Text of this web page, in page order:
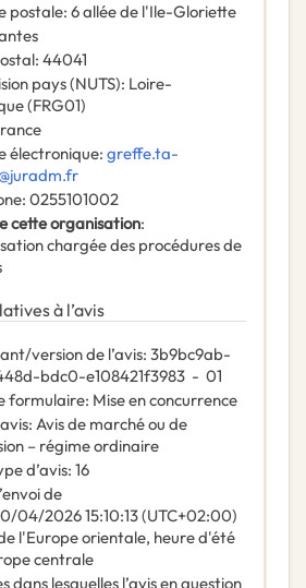
postale: 6 allée de l'Ile-Gloriette
: 44041
pays (NUTS): Loire-
(FRG01)
électronique: greffe.ta-
: 0255101002
cette organisation:
chargée des procédures de
à l’avis
version de l’avis: 3b9bc9ab-
bdc0-e108421f3983 - 01
formulaire: Mise en concurrence
: Avis de marché ou de
– régime ordinaire
d’avis: 16
de
04/202615:10:13 (UTC+02:00)
l'Europe orientale, heure d'été
centrale
dans lesquelles l’avis en question